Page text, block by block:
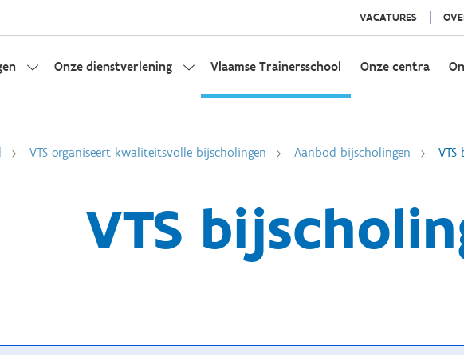
VACATURES
Onze dienstverlening Vlaamse Trainersschool Onze centra
VTS organiseert kwaliteitsvolle bijscholingen Aanbod bijscholingen
VTS